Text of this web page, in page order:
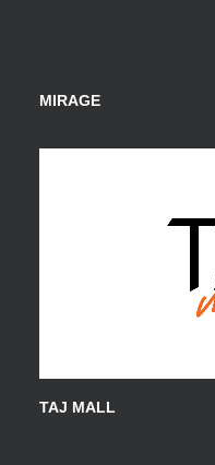
MIRAGE
TAJ MALL